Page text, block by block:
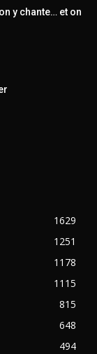
y chante… et on
1629
1251
1178
1115
815
648
494